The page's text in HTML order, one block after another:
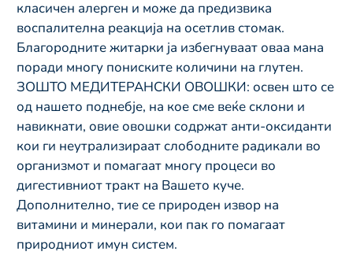
класичен алерген и може да предизвика
воспалителна реакција на осетлив стомак.
Благородните житарки ја избегнуваат оваа мана
поради многу пониските количини на глутен.
ЗОШТО МЕДИТЕРАНСКИ ОВОШКИ: освен што се
од нашето поднебје, на кое сме веќе склони и
навикнати, овие овошки содржат анти-оксиданти
кои ги неутрализираат слободните радикали во
организмот и помагаат многу процеси во
дигестивниот тракт на Вашето куче.
Дополнително, тие се природен извор на
витамини и минерали, кои пак го помагаат
природниот имун систем.